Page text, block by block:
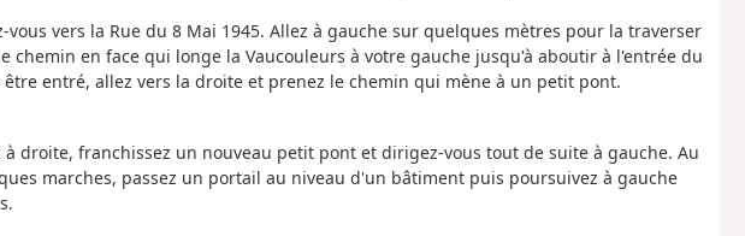
vers la Rue du 8 Mai 1945. Allez à gauche sur quelques mètres pour la traverser
chemin en face qui longe la Vaucouleurs à votre gauche jusqu'à aboutir à l'entrée du
être entré, allez vers la droite et prenez le chemin qui mène à un petit pont.
droite, franchissez un nouveau petit pont et dirigez-vous tout de suite à gauche. Au
marches, passez un portail au niveau d'un bâtiment puis poursuivez à gauche